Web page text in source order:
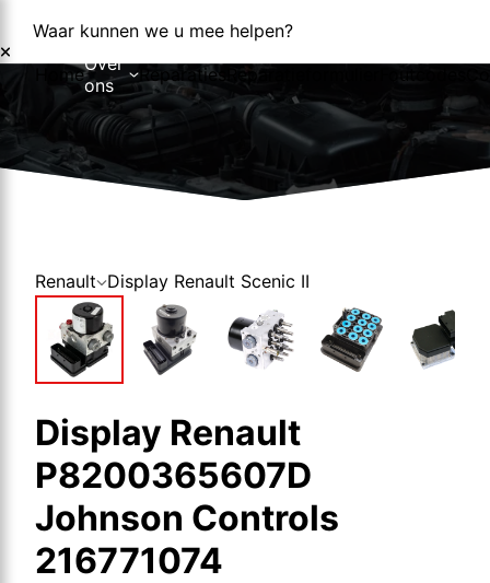
Waar kunnen we u mee helpen?
HomeOver
ons
Over ons
Nieuws
Reparaties Reparatieformulier Foutcodes
Renault Display Renault Scenic II
Display Renault
P8200365607D
Johnson Controls
216771074